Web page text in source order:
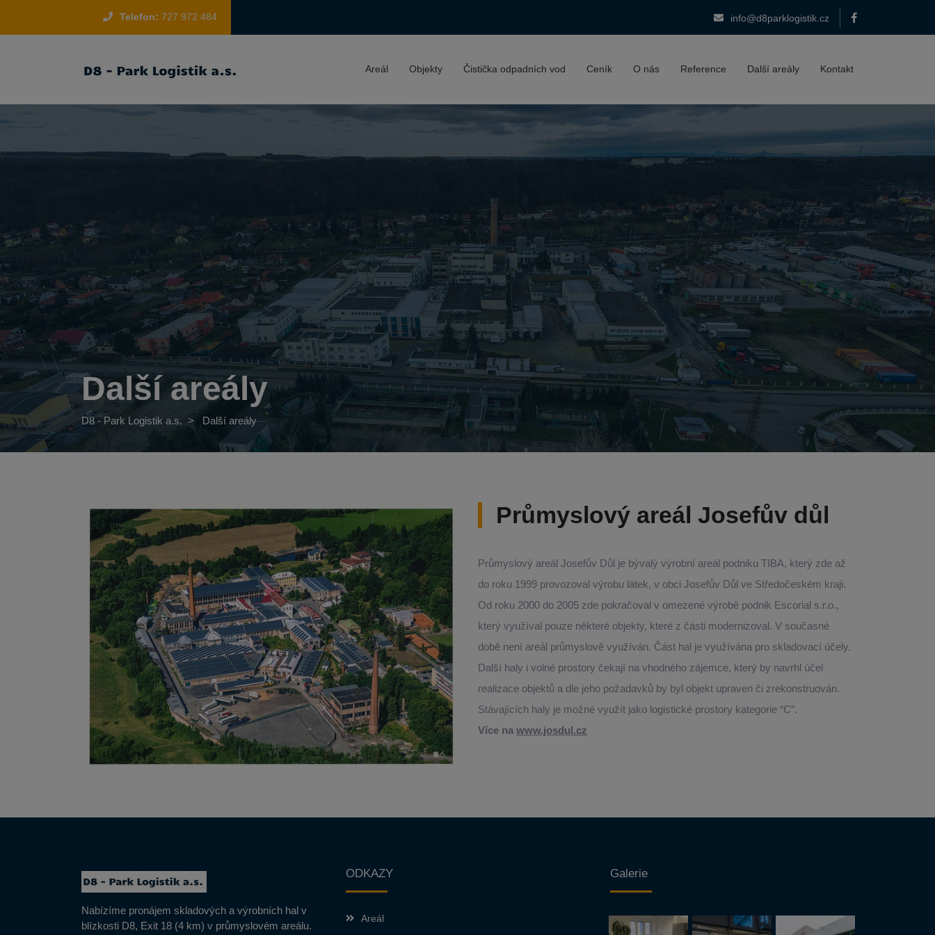
Telefon: 727 972 484 info@d8parklogistik.cz
Areál Objekty Čistička odpadních vod Ceník O nás Reference Další areály Kontakt
Další areály
D8 - Park Logistik a.s. > Další areály
Průmyslový areál Josefův důl
Průmyslový areál Josefův Důl je bývalý výrobní areál podniku TIBA, který zde až
do roku 1999 provozoval výrobu látek, v obci Josefův Důl ve Středočeském kraji.
Od roku 2000 do 2005 zde pokračoval v omezené výrobě podnik Escorial s.r.o.,
který využíval pouze některé objekty, které z části modernizoval. V současné
době není areál průmyslově využíván. Část hal je využívána pro skladovací účely.
Další haly i volné prostory čekají na vhodného zájemce, který by navrhl účel
realizace objektů a dle jeho požadavků by byl objekt upraven či zrekonstruován.
Stávajících haly je možné využít jako logistické prostory kategorie “C”.
Více na www.josdul.cz
Nabízíme pronájem skladových a výrobních hal v
blízkosti D8, Exit 18 (4 km) v průmyslovém areálu.
ODKAZY
Areál
Galerie